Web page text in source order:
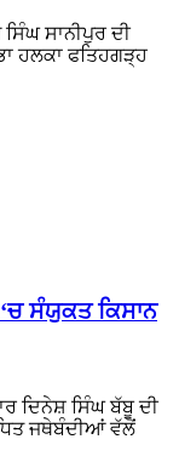
ਸਾਨੀਪੁਰ ਦੀ
ਹਲਕਾ ਫਤਿਹਗੜ੍ਹ
ਸੰਯੁਕਤ ਕਿਸਾਨ
ਦਿਨੇਸ਼ ਸਿੰਘ ਬੱਬੂ ਦੀ
ਜਥੇਬੰਦੀਆਂ ਵੱਲੋਂ